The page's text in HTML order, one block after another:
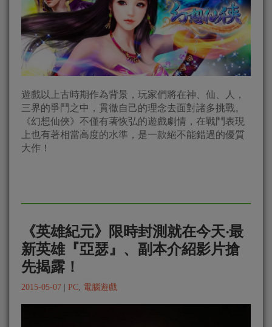
遊戲以上古時期作為背景，玩家們將在神、仙、人，
三界的爭鬥之中，貫徹自己的理念去面對諸多挑戰。
《幻想仙俠》不僅有著恢弘的遊戲劇情，在戰鬥表現
上也有著相當高度的水準，是一款絕不能錯過的優質
大作！
《英雄紀元》限時封測就在今天‧最
新英雄『亞瑟』、副本介紹影片搶
先揭露！
2015-05-07 PC, 電腦遊戲